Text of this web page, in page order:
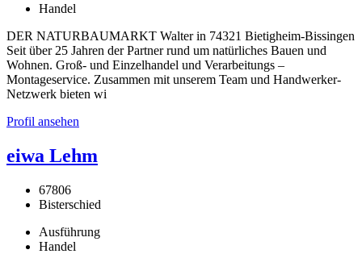
Handel
DER NATURBAUMARKT Walter in 74321 Bietigheim-Bissingen
Seit über 25 Jahren der Partner rund um natürliches Bauen und
Wohnen. Groß- und Einzelhandel und Verarbeitungs –
Montageservice. Zusammen mit unserem Team und Handwerker-
Netzwerk bieten wi
Profil ansehen
eiwa Lehm
67806
Bisterschied
Ausführung
Handel